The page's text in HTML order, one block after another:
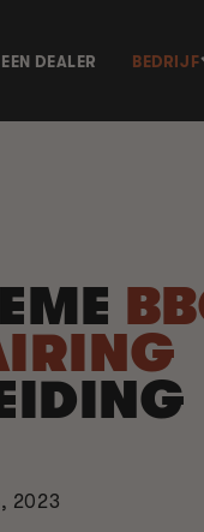
DEALER BEDRIJF
2023